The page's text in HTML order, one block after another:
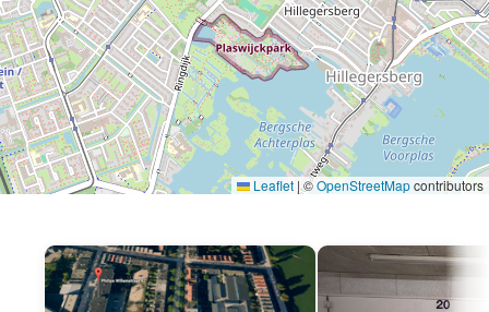
Leaflet |©OpenStreetMapcontributors